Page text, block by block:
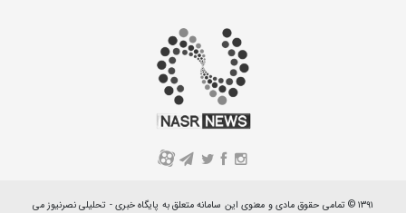
A
۱۳۹۱ © تمامی حقوق مادی و معنوی این سامانه متعلق به پایگاه خبری - تحلیلی نصرنیوز می